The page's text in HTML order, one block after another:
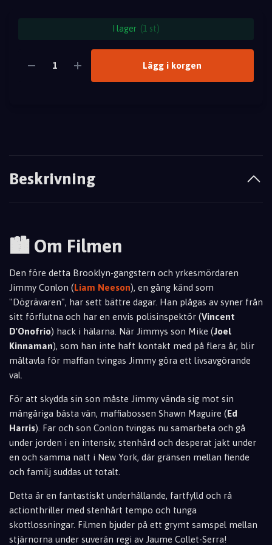
I lager (1 st)
Lägg i korgen
Beskrivning
🏙️ Om Filmen
Den före detta Brooklyn-gangstern och yrkesmördaren
Jimmy Conlon (Liam Neeson), en gång känd som
"Dögrävaren", har sett bättre dagar. Han plågas av syner från
sitt förflutna och har en envis polisinspektör (Vincent
D'Onofrio) hack i hälarna. När Jimmys son Mike (Joel
Kinnaman), som han inte haft kontakt med på flera år, blir
måltavla för maffian tvingas Jimmy göra ett livsavgörande
val.
För att skydda sin son måste Jimmy vända sig mot sin
mångåriga bästa vän, maffiabossen Shawn Maguire (Ed
Harris). Far och son Conlon tvingas nu samarbeta och gå
under jorden i en intensiv, stenhård och desperat jakt under
en och samma natt i New York, där gränsen mellan fiende
och familj suddas ut totalt.
Detta är en fantastiskt underhållande, fartfylld och rå
actionthriller med stenhårt tempo och tunga
skottlossningar. Filmen bjuder på ett grymt samspel mellan
stjärnorna under suverän regi av Jaume Collet-Serra!